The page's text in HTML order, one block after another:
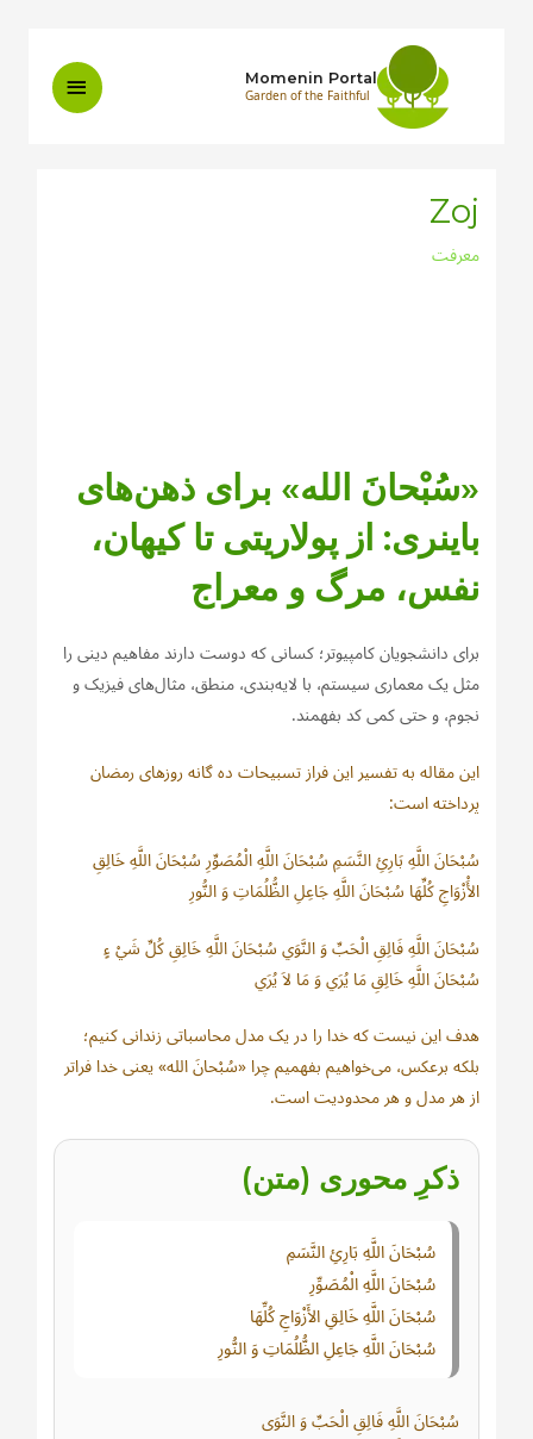
content
Momenin Portal
Garden of the Faithful
Main
Zoj
معرفت
«سُبْحانَ الله» برای ذهن‌های
باینری: از پولاریتی تا کیهان،
نفس، مرگ و معراج
برای دانشجویان کامپیوتر؛ کسانی که دوست دارند مفاهیم دینی را
مثل یک معماری سیستم، با لایه‌بندی، منطق، مثال‌های فیزیک و
نجوم، و حتی کمی کد بفهمند.
این مقاله به تفسیر این فراز تسبیحات ده گانه روزهای رمضان
پرداخته است:
سُبْحَانَ اللَّهِ بَارِئِ النَّسَمِ سُبْحَانَ اللَّهِ الْمُصَوِّرِ سُبْحَانَ اللَّهِ خَالِقِ
الأَْزْوَاجِ كُلِّهَا سُبْحَانَ اللَّهِ جَاعِلِ الظُّلُمَاتِ وَ النُّورِ
سُبْحَانَ اللَّهِ فَالِقِ الْحَبِّ وَ النَّوَي سُبْحَانَ اللَّهِ خَالِقِ كُلِّ شَيْ ءٍ
سُبْحَانَ اللَّهِ خَالِقِ مَا يُرَي وَ مَا لاَ يُرَي
هدف این نیست که خدا را در یک مدل محاسباتی زندانی کنیم؛
بلکه برعکس، می‌خواهیم بفهمیم چرا «سُبْحانَ الله» یعنی خدا فراتر
از هر مدل و هر محدودیت است.
ذکرِ محوری (متن)
سُبْحَانَ اللَّهِ بَارِئِ النَّسَمِ
سُبْحَانَ اللَّهِ الْمُصَوِّرِ
سُبْحَانَ اللَّهِ خَالِقِ الأَزْوَاجِ كُلِّهَا
سُبْحَانَ اللَّهِ جَاعِلِ الظُّلُمَاتِ وَ النُّورِ
سُبْحَانَ اللَّهِ فَالِقِ الْحَبِّ وَ النَّوَى